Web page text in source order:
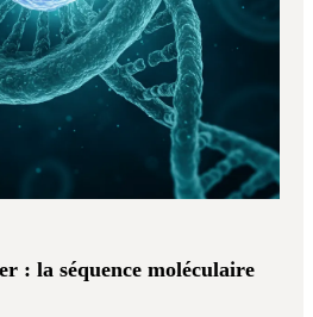
: la séquence moléculaire